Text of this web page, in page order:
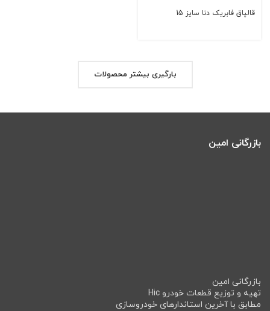
قالپاق فابریک دنا سایز 15
بارگیری بیشتر محصولات
بازرگانی امین
بازرگانی امین
تهیه و توزیع قطعات خودرو Hic
مطابق با آخرین استاندارهای خودروسازی